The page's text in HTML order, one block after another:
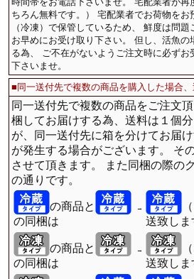
ちろん無料です。） 宅配業者でお荷物をお
（冷凍）で保管しているため、 鮮度は問
お早めにお受け取り下さい。 但し、活魚の
る為、 ご不在がないようご注文時に必ずお
下さいませ。
■同一送付先で複数の商品を購入した場合
同一送付先で複数の商品をご注文
梱してお届けする為、送料は１個
が、同一送付先に箱を分けてお届
が発生する場合がございます。 そ
させて頂きます。 また同梱の際の
の通りです。
の商品と
の同梱は
→
送致しま
の商品と
の同梱は
→
送致しま